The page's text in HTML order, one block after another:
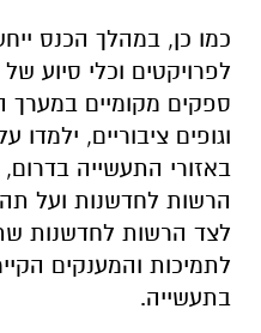
באזורי התעשייה
הרשות לחדשנות ועל
לצד הרשות לחדשנות
לתמיכות והמענקים
בתעשייה.
בנוסף, מינהל תעשיות
לתעשייה הכוללים:
השקעות והרחבות